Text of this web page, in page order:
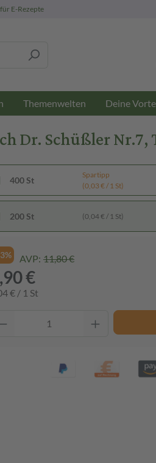
E-Rezepte
Themenwelten Deine
Dr. Schüßler
400 St
Spartipp
(0,03 € / 1 St)
200 St (0,04 € / 1 St)
AVP: 11,80 €
€
€ / 1 St